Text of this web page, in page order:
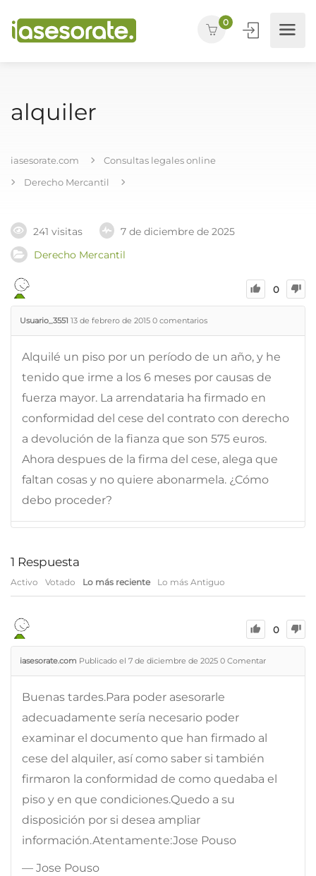
0
alquiler
iasesorate.com
Consultas legales online
Derecho Mercantil
241 visitas
7 de diciembre de 2025
Derecho Mercantil
0
Usuario_3551 13 de febrero de 2015 0 comentarios
Alquilé un piso por un período de un año, y he
tenido que irme a los 6 meses por causas de
fuerza mayor. La arrendataria ha firmado en
conformidad del cese del contrato con derecho
a devolución de la fianza que son 575 euros.
Ahora despues de la firma del cese, alega que
faltan cosas y no quiere abonarmela. ¿Cómo
debo proceder?
1 Respuesta
Activo Votado Lo más reciente Lo más Antiguo
0
iasesorate.com Publicado el 7 de diciembre de 2025 0 Comentar
Buenas tardes.Para poder asesorarle
adecuadamente sería necesario poder
examinar el documento que han firmado al
cese del alquiler, así como saber si también
firmaron la conformidad de como quedaba el
piso y en que condiciones.Quedo a su
disposición por si desea ampliar
información.Atentamente:Jose Pouso
— Jose Pouso